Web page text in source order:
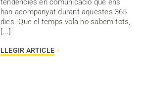
tendències en comunicació que ens
han acompanyat durant aquestes 365
dies. Que el temps vola ho sabem tots,
[...]
LLEGIR ARTICLE